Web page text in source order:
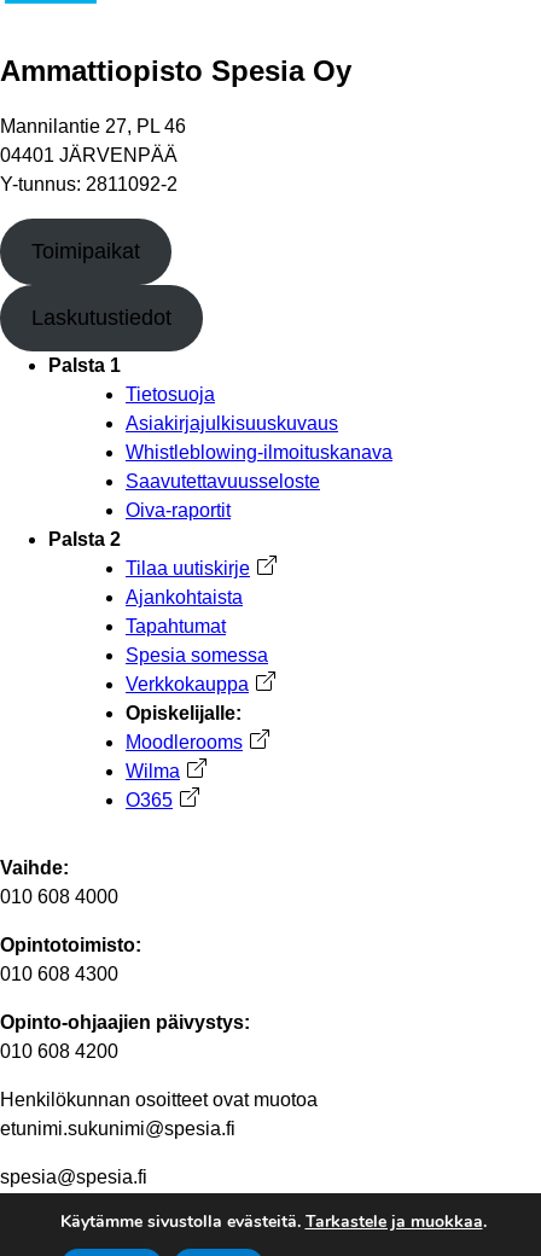
Ammattiopisto Spesia Oy
Mannilantie 27, PL 46
04401 JÄRVENPÄÄ
Y-tunnus: 2811092-2
Toimipaikat
Laskutustiedot
Palsta 1
Tietosuoja
Asiakirjajulkisuuskuvaus
Whistleblowing-ilmoituskanava
Saavutettavuusseloste
Oiva-raportit
Palsta 2
Tilaa uutiskirje Avautuu uuteen välilehteen
Ajankohtaista
Tapahtumat
Spesia somessa
Verkkokauppa Avautuu uuteen välilehteen
Opiskelijalle:
Moodlerooms Avautuu uuteen välilehteen
Wilma Avautuu uuteen välilehteen
O365 Avautuu uuteen välilehteen
Vaihde:
010 608 4000
Opintotoimisto:
010 608 4300
Opinto-ohjaajien päivystys:
010 608 4200
Henkilökunnan osoitteet ovat muotoa
etunimi.sukunimi@spesia.fi
spesia@spesia.fi
Henkilöstön yhteystiedot
Käytämme sivustolla evästeitä. Tarkastele ja muokkaa.